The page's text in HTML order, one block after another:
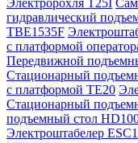
Электророхля T25I
гидравлический
TBE1535F
с платформой
Передвижной
Стационарный
с платформой TE20
Стационарный
подъемный стол
Электроштабелер